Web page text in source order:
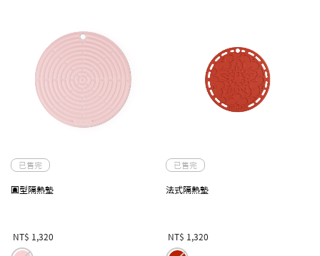
已售完
圓型隔熱墊
NT$ 1,320
已售完
法式隔熱墊
NT$ 1,320